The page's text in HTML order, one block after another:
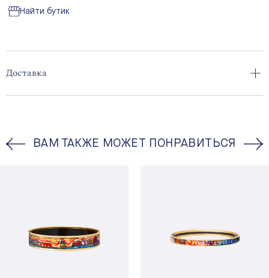
Найти бутик
Доставка
ВАМ ТАКЖЕ МОЖЕТ ПОНРАВИТЬСЯ